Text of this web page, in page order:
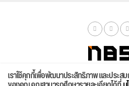
จัดสเปค ค้นหา บทความ รีวิวล่าสุด
เราใช้คุกกี้เพื่อพัฒนาประสิทธิภาพ และประส